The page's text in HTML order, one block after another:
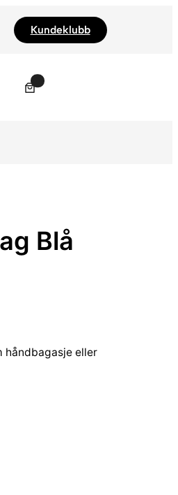
Kundeklubb
Blå
håndbagasje eller